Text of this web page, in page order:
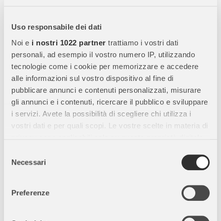
Uso responsabile dei dati
Noi e i nostri 1022 partner trattiamo i vostri dati
personali, ad esempio il vostro numero IP, utilizzando
tecnologie come i cookie per memorizzare e accedere
alle informazioni sul vostro dispositivo al fine di
pubblicare annunci e contenuti personalizzati, misurare
gli annunci e i contenuti, ricercare il pubblico e sviluppare
i servizi. Avete la possibilità di scegliere chi utilizza i
vostri dati e per quali scopi. Le vostre scelte in materia di
modificare o revocare il proprio consenso in qualsiasi
momento dalla Dichiarazione sui cookie o facendo clic
delNecessari
Preferenze
altre superfici, offrendocolori intensi e coprenti
Caratteristiche Principali:
Tubetto da 12 ml: Formato pratico peruso scolastico e
hobby creativo.
Colore Blu Cobalto intenso:Garantiscecopertura uniforme e
brillante.
Miscibile con altri colori:
sfumature
acqua e
sapone.